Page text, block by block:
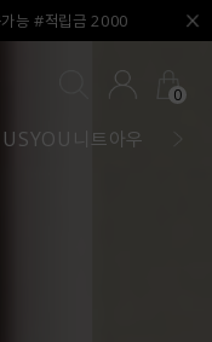
능 #적립금 2000
0
USYOU 니트아우터 블